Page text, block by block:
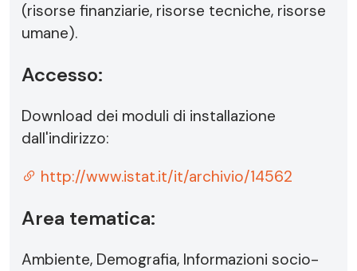
(risorse finanziarie, risorse tecniche, risorse
umane).
Accesso:
Download dei moduli di installazione
dall'indirizzo:
http://www.istat.it/it/archivio/14562
Area tematica:
Ambiente, Demografia, Informazioni socio-